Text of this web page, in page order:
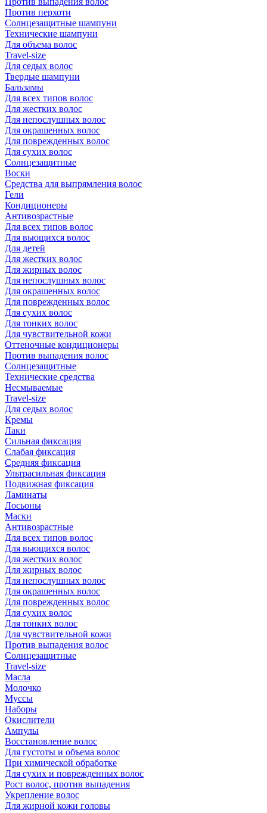
Против перхоти
Солнцезащитные шампуни
Технические шампуни
Для объема волос
Travel-size
Для седых волос
Твердые шампуни
Бальзамы
Для всех типов волос
Для жестких волос
Для непослушных волос
Для окрашенных волос
Для поврежденных волос
Для сухих волос
Солнцезащитные
Воски
Средства для выпрямления волос
Гели
Кондиционеры
Антивозрастные
Для всех типов волос
Для вьющихся волос
Для детей
Для жестких волос
Для жирных волос
Для непослушных волос
Для окрашенных волос
Для поврежденных волос
Для сухих волос
Для тонких волос
Для чувствительной кожи
Оттеночные кондиционеры
Против выпадения волос
Солнцезащитные
Технические средства
Несмываемые
Travel-size
Для седых волос
Кремы
Лаки
Сильная фиксация
Слабая фиксация
Средняя фиксация
Ультрасильная фиксация
Подвижная фиксация
Ламинаты
Лосьоны
Маски
Антивозрастные
Для всех типов волос
Для вьющихся волос
Для жестких волос
Для жирных волос
Для непослушных волос
Для окрашенных волос
Для поврежденных волос
Для сухих волос
Для тонких волос
Для чувствительной кожи
Против выпадения волос
Солнцезащитные
Travel-size
Масла
Молочко
Муссы
Наборы
Окислители
Ампулы
Восстановление волос
Для густоты и объема волос
При химической обработке
Для сухих и поврежденных волос
Рост волос, против выпадения
Укрепление волос
Для жирной кожи головы